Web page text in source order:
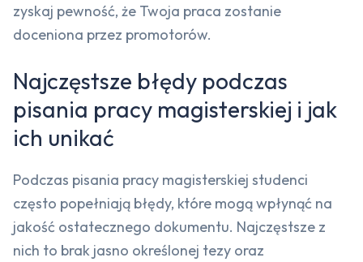
zyskaj pewność, że Twoja praca zostanie
doceniona przez promotorów.
Najczęstsze błędy podczas
pisania pracy magisterskiej i jak
ich unikać
Podczas pisania pracy magisterskiej studenci
często popełniają błędy, które mogą wpłynąć na
jakość ostatecznego dokumentu. Najczęstsze z
nich to brak jasno określonej tezy oraz